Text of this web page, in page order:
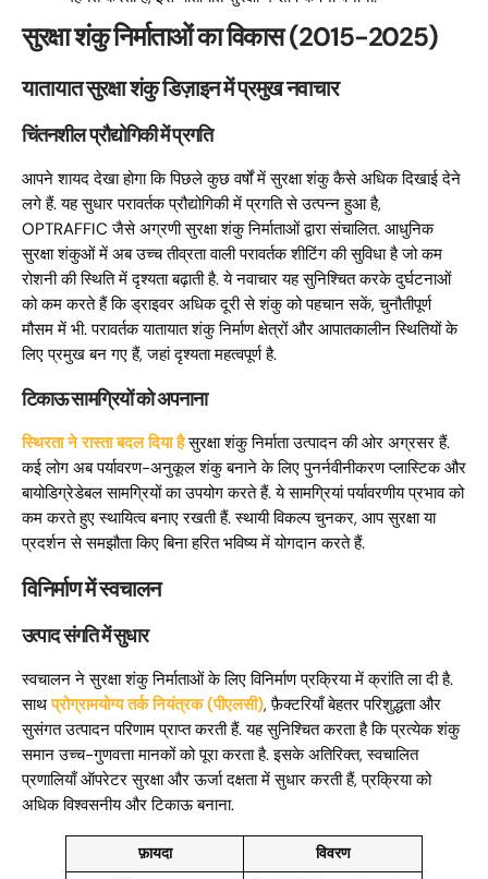
सुरक्षा शंकु निर्माताओं का विकास (2015-2025)
यातायात सुरक्षा शंकु डिज़ाइन में प्रमुख नवाचार
चिंतनशील प्रौद्योगिकी में प्रगति
आपने शायद देखा होगा कि पिछले कुछ वर्षों में सुरक्षा शंकु कैसे अधिक दिखाई देने
लगे हैं. यह सुधार परावर्तक प्रौद्योगिकी में प्रगति से उत्पन्न हुआ है,
OPTRAFFIC जैसे अग्रणी सुरक्षा शंकु निर्माताओं द्वारा संचालित. आधुनिक
सुरक्षा शंकुओं में अब उच्च तीव्रता वाली परावर्तक शीटिंग की सुविधा है जो कम
रोशनी की स्थिति में दृश्यता बढ़ाती है. ये नवाचार यह सुनिश्चित करके दुर्घटनाओं
को कम करते हैं कि ड्राइवर अधिक दूरी से शंकु को पहचान सकें, चुनौतीपूर्ण
मौसम में भी. परावर्तक यातायात शंकु निर्माण क्षेत्रों और आपातकालीन स्थितियों के
लिए प्रमुख बन गए हैं, जहां दृश्यता महत्वपूर्ण है.
टिकाऊ सामग्रियों को अपनाना
स्थिरता ने रास्ता बदल दिया हैसुरक्षा शंकु निर्माता उत्पादन की ओर अग्रसर हैं.
कई लोग अब पर्यावरण-अनुकूल शंकु बनाने के लिए पुनर्नवीनीकरण प्लास्टिक और
बायोडिग्रेडेबल सामग्रियों का उपयोग करते हैं. ये सामग्रियां पर्यावरणीय प्रभाव को
कम करते हुए स्थायित्व बनाए रखती हैं. स्थायी विकल्प चुनकर, आप सुरक्षा या
प्रदर्शन से समझौता किए बिना हरित भविष्य में योगदान करते हैं.
विनिर्माण में स्वचालन
उत्पाद संगति में सुधार
स्वचालन ने सुरक्षा शंकु निर्माताओं के लिए विनिर्माण प्रक्रिया में क्रांति ला दी है.
साथप्रोग्रामयोग्य तर्क नियंत्रक (पीएलसी), फ़ैक्टरियाँ बेहतर परिशुद्धता और
सुसंगत उत्पादन परिणाम प्राप्त करती हैं. यह सुनिश्चित करता है कि प्रत्येक शंकु
समान उच्च-गुणवत्ता मानकों को पूरा करता है. इसके अतिरिक्त, स्वचालित
प्रणालियाँ ऑपरेटर सुरक्षा और ऊर्जा दक्षता में सुधार करती हैं, प्रक्रिया को
अधिक विश्वसनीय और टिकाऊ बनाना.
फ़ायदा
विवरण